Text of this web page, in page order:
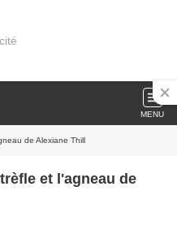
MENU
de Alexiane Thill
et l'agneau de